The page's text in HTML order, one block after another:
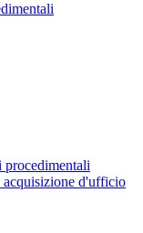
d'ufficio